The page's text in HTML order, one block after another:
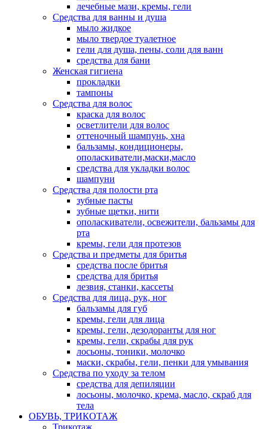
лечебные мази, кремы, гели
Средства для ванны и душа
мыло жидкое
мыло твердое туалетное
гели для душа, пены, соли для ванн
средства для бани
Женская гигиена
прокладки
тампоны
Средства для волос
краска для волос
осветлители для волос
оттеночный шампунь, хна
бальзамы, кондиционеры,
ополаскиватели,маски,масло
средства для укладки волос
шампуни
Средства для полости рта
зубные пасты
зубные щетки, нити
ополаскиватели, освежители, бальзамы для
рта
кремы, гели для протезов
Средства и предметы для бритья
средства после бритья
средства для бритья
лезвия, станки, кассеты
Средства для лица, рук, ног
бальзамы для губ
кремы, гели для лица
кремы, гели, дезодоранты для ног
кремы, гели, скрабы для рук
лосьоны, тоники, молочко
маски, скрабы, гели, пенки для умывания
Средства по уходу за телом
средства для депиляции
лосьоны, молочко, крема, масло, скраб для
тела
ОБУВЬ, ТРИКОТАЖ
Трикотаж